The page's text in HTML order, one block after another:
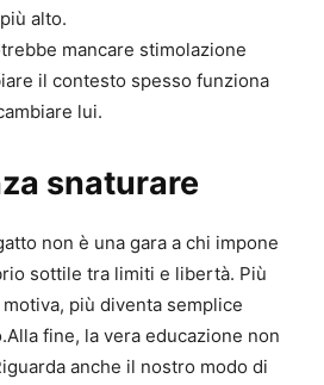
alto.
mancare stimolazione
il contesto spesso funziona
lui.
snaturare
non è una gara a chi impone
sottile tra limiti e libertà. Più
più diventa semplice
fine, la vera educazione non
anche il nostro modo di